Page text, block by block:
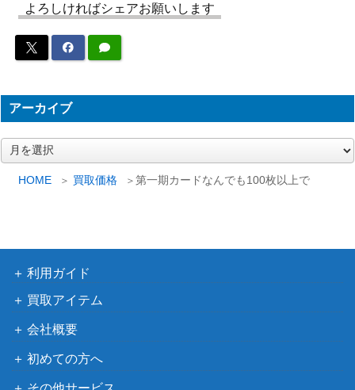
HOME 買取価格 第一期カードなんでも100枚以上で
ーフ]【SOD-JP033】
コナミ
ブラック・マジシャン・
MD-JP001】
（遊戯王 DUELIST and
MONSTERS
MEMORIAL DISC
ド）
15,000
赫焉竜グランギニョル
（PSE）【PHHY-JP03
3】
（PHOTON
4,200
ジェット・シンクロン
（SE）【AC03-JP034】
CHRONICLE 2023）
よろしければシェアお願いします
アーカイブ
ー
利用ガイド
買取アイテム
会社概要
初めての方へ